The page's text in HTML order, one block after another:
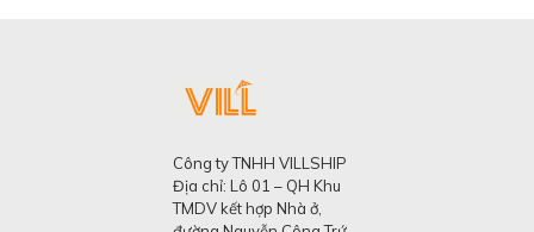
Công ty TNHH VILLSHIP
Địa chỉ: Lô 01 – QH Khu
TMDV kết hợp Nhà ở,